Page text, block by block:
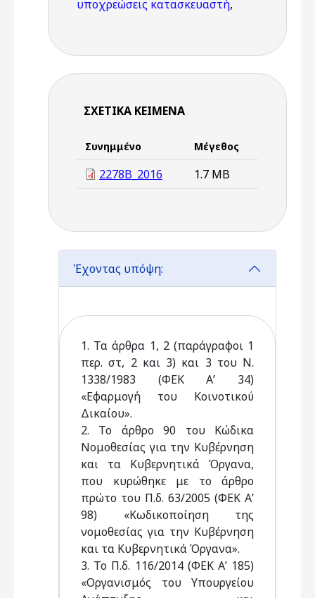
υποχρεώσεις κατασκευαστή,
ΣΧΕΤΙΚΆ ΚΕΊΜΕΝΑ
Συνημμένο Μέγεθος
2278Β_2016 1.7 MB
Έχοντας υπόψη:
1. Τα άρθρα 1, 2 (παράγραφοι 1
περ. στ, 2 και 3) και 3 του Ν.
1338/1983 (ΦΕΚ Α’ 34)
«Εφαρμογή του Κοινοτικού
Δικαίου».
2. Το άρθρο 90 του Κώδικα
Νομοθεσίας για την Κυβέρνηση
και τα Κυβερνητικά Όργανα,
που κυρώθηκε με το άρθρο
πρώτο του Π.δ. 63/2005 (ΦΕΚ Α’
98) «Κωδικοποίηση της
νομοθεσίας για την Κυβέρνηση
και τα Κυβερνητικά Όργανα».
3. Το Π.δ. 116/2014 (ΦΕΚ Α’ 185)
«Οργανισμός του Υπουργείου